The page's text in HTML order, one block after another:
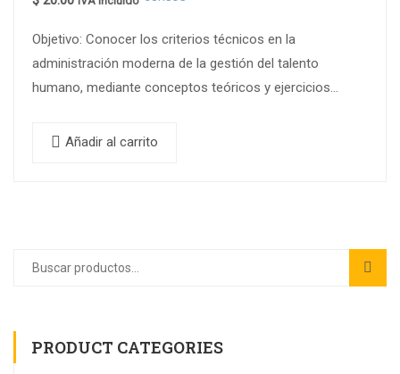
Objetivo: Conocer los criterios técnicos en la
administración moderna de la gestión del talento
humano, mediante conceptos teóricos y ejercicios
empresa….
Añadir al carrito
PRODUCT CATEGORIES